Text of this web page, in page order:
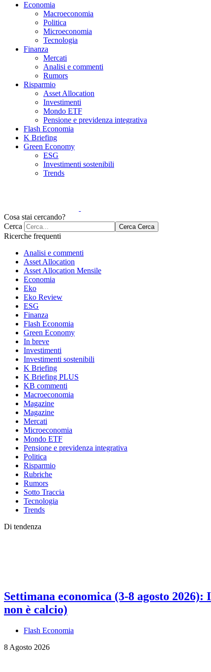
Economia
Macroeconomia
Politica
Microeconomia
Tecnologia
Finanza
Mercati
Analisi e commenti
Rumors
Risparmio
Asset Allocation
Investimenti
Mondo ETF
Pensione e previdenza integrativa
Flash Economia
K Briefing
Green Economy
ESG
Investimenti sostenibili
Trends
Cosa stai cercando?
Cerca
Cerca Cerca
Ricerche frequenti
Analisi e commenti
Asset Allocation
Asset Allocation Mensile
Economia
Eko
Eko Review
ESG
Finanza
Flash Economia
Green Economy
In breve
Investimenti
Investimenti sostenibili
K Briefing
K Briefing PLUS
KB commenti
Macroeconomia
Magazine
Magazine
Mercati
Microeconomia
Mondo ETF
Pensione e previdenza integrativa
Politica
Risparmio
Rubriche
Rumors
Sotto Traccia
Tecnologia
Trends
Di tendenza
Settimana economica (3-8 agosto
non è calcio)
Flash Economia
8 Agosto 2026